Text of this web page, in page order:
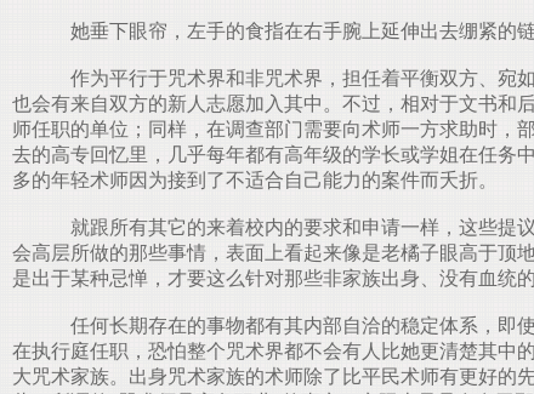
她垂下眼帘，左手的食指在右手腕上延伸出去绷紧的链
作为平行于咒术界和非咒术界，担任着平衡双方、宛
也会有来自双方的新人志愿加入其中。不过，相对于文书和
师任职的单位；同样，在调查部门需要向术师一方求助时，
去的高专回忆里，几乎每年都有高年级的学长或学姐在任务
多的年轻术师因为接到了不适合自己能力的案件而夭折。
就跟所有其它的来着校内的要求和申请一样，这些提
会高层所做的那些事情，表面上看起来像是老橘子眼高于顶
是出于某种忌惮，才要这么针对那些非家族出身、没有血统的
任何长期存在的事物都有其内部自洽的稳定体系，即
在执行庭任职，恐怕整个咒术界都不会有人比她更清楚其中
大咒术家族。出身咒术家族的术师除了比平民术师有更好的